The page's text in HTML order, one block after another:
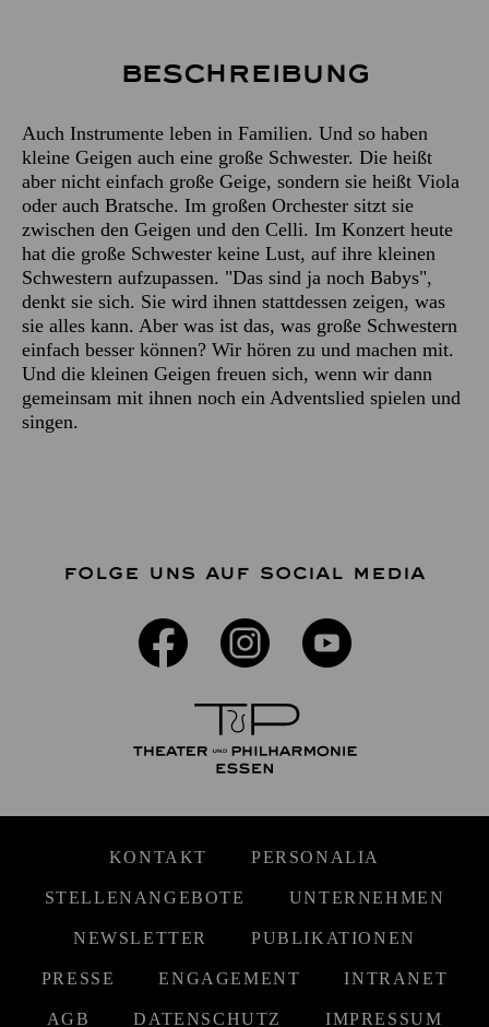
Beschreibung
Auch Instrumente leben in Familien. Und so haben
kleine Geigen auch eine große Schwester. Die heißt
aber nicht einfach große Geige, sondern sie heißt Viola
oder auch Bratsche. Im großen Orchester sitzt sie
zwischen den Geigen und den Celli. Im Konzert heute
hat die große Schwester keine Lust, auf ihre kleinen
Schwestern aufzupassen. "Das sind ja noch Babys",
denkt sie sich. Sie wird ihnen stattdessen zeigen, was
sie alles kann. Aber was ist das, was große Schwestern
einfach besser können? Wir hören zu und machen mit.
Und die kleinen Geigen freuen sich, wenn wir dann
gemeinsam mit ihnen noch ein Adventslied spielen und
singen.
FOLGE UNS AUF SOCIAL MEDIA
KONTAKT PERSONALIA
STELLENANGEBOTE UNTERNEHMEN
NEWSLETTER PUBLIKATIONEN
PRESSE ENGAGEMENT INTRANET
AGB DATENSCHUTZ IMPRESSUM